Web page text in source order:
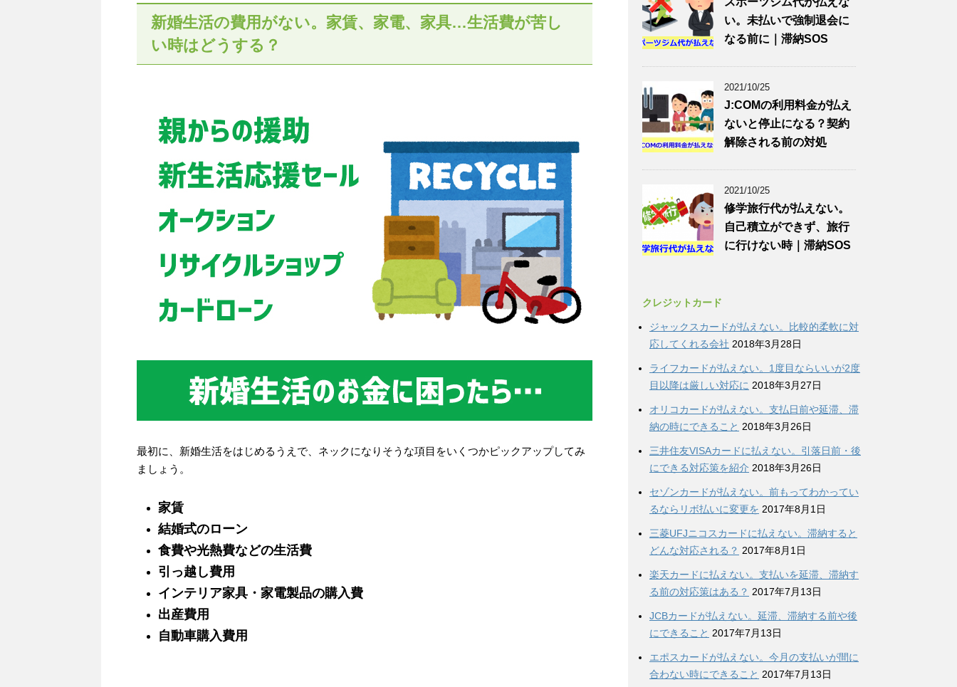
新婚生活の費用がない。家賃、家電、家具…生活費が苦し
い時はどうする？
最初に、新婚生活をはじめるうえで、ネックになりそうな項目をいくつかピックアップしてみ
ましょう。
家賃
結婚式のローン
食費や光熱費などの生活費
引っ越し費用
インテリア家具・家電製品の購入費
出産費用
自動車購入費用
い。未払いで強制退会に
なる前に｜滞納SOS
2021/10/25
J:COMの利用料金が払え
ないと停止になる？契約
解除される前の対処
2021/10/25
修学旅行代が払えない。
自己積立ができず、旅行
に行けない時｜滞納SOS
クレジットカード
ジャックスカードが払えない。比較的柔軟に対
応してくれる会社 2018年3月28日
ライフカードが払えない。1度目ならいいが2度
目以降は厳しい対応に 2018年3月27日
オリコカードが払えない。支払日前や延滞、滞
納の時にできること 2018年3月26日
三井住友VISAカードに払えない。引落日前・後
にできる対応策を紹介 2018年3月26日
セゾンカードが払えない。前もってわかってい
るならリボ払いに変更を 2017年8月1日
三菱UFJニコスカードに払えない。滞納すると
どんな対応される？ 2017年8月1日
楽天カードに払えない。支払いを延滞、滞納す
る前の対応策はある？ 2017年7月13日
JCBカードが払えない。延滞、滞納する前や後
にできること 2017年7月13日
エポスカードが払えない。今月の支払いが間に
合わない時にできること 2017年7月13日